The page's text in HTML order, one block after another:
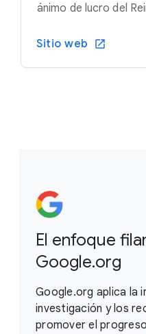
ánimo de lucro del
Sitio web
El enfoque
Google.org
Google.org aplica la
investigación y los
promover el